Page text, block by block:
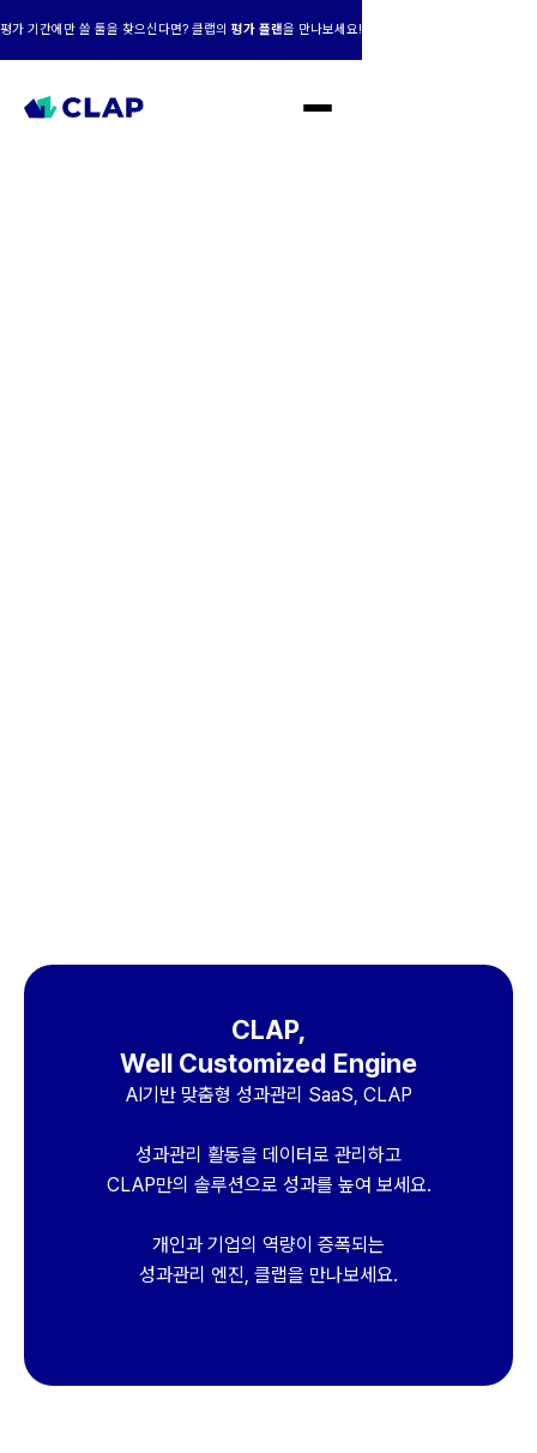
평가 기간에만 쓸 툴을 찾으신다면? 클랩의 평가 플랜을 만나보세요!
CLAP,
Well Customized Engine
AI기반 맞춤형 성과관리 SaaS, CLAP
성과관리 활동을 데이터로 관리하고
CLAP만의 솔루션으로 성과를 높여 보세요.
개인과 기업의 역량이 증폭되는
성과관리 엔진, 클랩을 만나보세요.